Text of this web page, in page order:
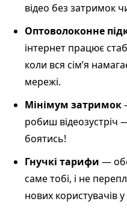
відео без затримок
Оптоволоконне
інтернет працює
коли вся сім’я
мережі.
Мінімум затримок
робиш відеозустріч
боятись!
Гнучкі тарифи —
саме тобі, і не
нових користувачів